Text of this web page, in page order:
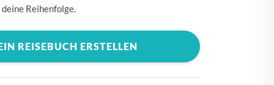
KROATIEN
LUXEMBURG
Reihenfolge.
REISEBUCH ERSTELLEN